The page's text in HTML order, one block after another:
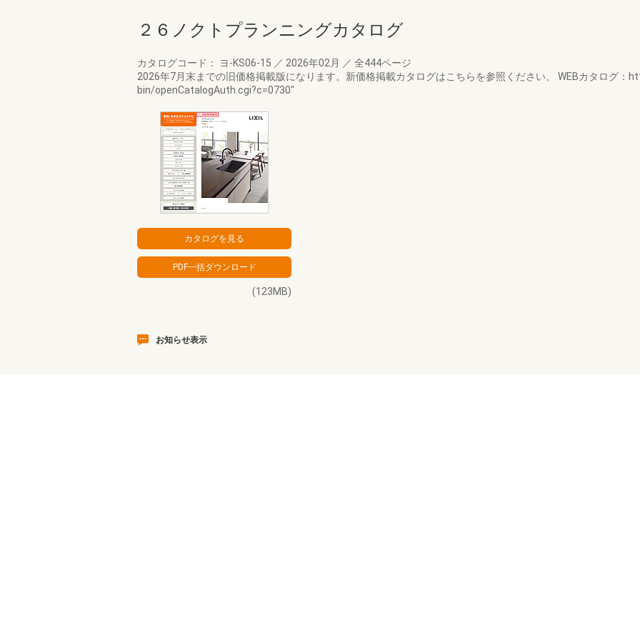
２６ノクトプランニングカタログ
カタログコード： ヨ-KS06-15 ／ 2026年02月 ／ 全444ページ
2026年7月末までの旧価格掲載版になります。新価格掲載カタログはこちらを参照ください。 WEBカタログ
bin/openCatalogAuth.cgi?c=0730"
(123MB)
お知らせ表示